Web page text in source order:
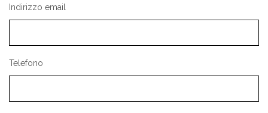
Indirizzo email
Telefono